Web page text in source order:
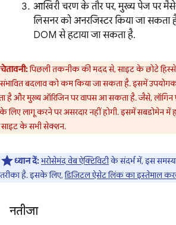
आखिरी चरण के तौर पर, मुख्य पेज पर
लिसनर को अनरजिस्टर किया जा सकता
DOM से हटाया जा सकता है.
चेतावनी:पिछली तकनीक की मदद से, साइट के छोटे
बदलाव को कम किया जा सकता है. इसमें
है और मुख्य ऑरिजिन पर वापस आ सकता है. जैसे, लॉगिन
लिए लागू करने पर असरदार नहीं होगी. इसमें सबडोमेन
के सभी सेक्शन.
ध्यान दें:भरोसेमंद वेब ऐक्टिविटीके संदर्भ में, इस
तरीका है. इसके लिए,डिजिटल ऐसेट लिंक का इस्तेमाल
नतीजा